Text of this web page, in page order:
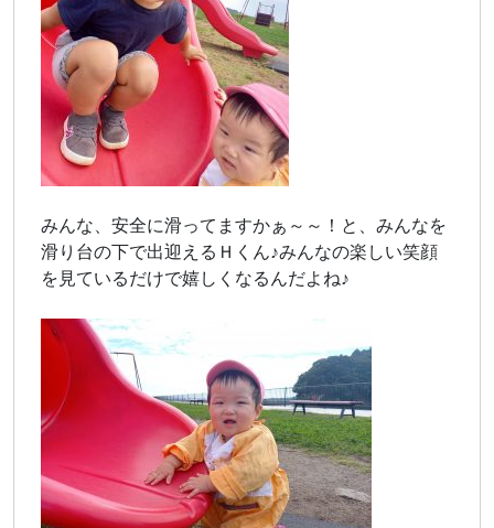
みんな、安全に滑ってますかぁ～～！と、みんなを
滑り台の下で出迎えるＨくん♪みんなの楽しい笑顔
を見ているだけで嬉しくなるんだよね♪